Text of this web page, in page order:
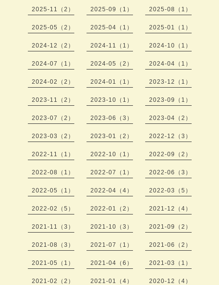
2025-11（2） 2025-09（1） 2025-08（1）
2025-05（2） 2025-04（1） 2025-01（1）
2024-12（2） 2024-11（1） 2024-10（1）
2024-07（1） 2024-05（2） 2024-04（1）
2024-02（2） 2024-01（1） 2023-12（1）
2023-11（2） 2023-10（1） 2023-09（1）
2023-07（2） 2023-06（3） 2023-04（2）
2023-03（2） 2023-01（2） 2022-12（3）
2022-11（1） 2022-10（1） 2022-09（2）
2022-08（1） 2022-07（1） 2022-06（3）
2022-05（1） 2022-04（4） 2022-03（5）
2022-02（5） 2022-01（2） 2021-12（4）
2021-11（3） 2021-10（3） 2021-09（2）
2021-08（3） 2021-07（1） 2021-06（2）
2021-05（1） 2021-04（6） 2021-03（1）
2021-02（2） 2021-01（4） 2020-12（4）